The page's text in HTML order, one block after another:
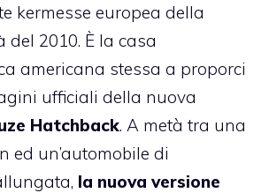
kermesse europea della
del 2010. È la casa
americana stessa a proporci
ufficiali della nuova
Hatchback. A metà tra una
ed un’automobile di
la nuova versione